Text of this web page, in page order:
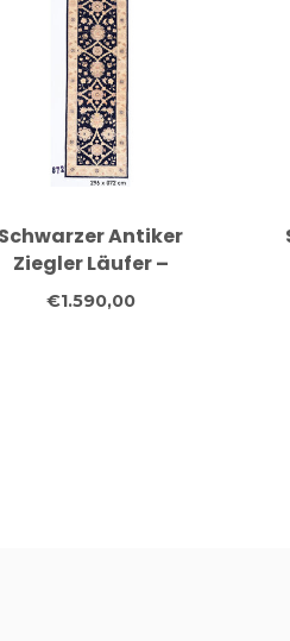
Schwarzer Antiker
Ziegler Läufer –
handgeknüpfter
Wollteppich – 296 x
€1.590,00